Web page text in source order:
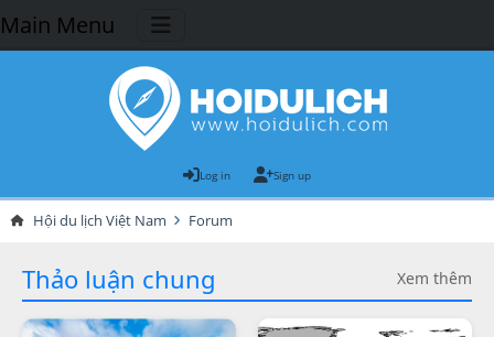
Main Menu
Log in Sign up
Hội du lịch Việt Nam Forum
Thảo luận chung Xem thêm